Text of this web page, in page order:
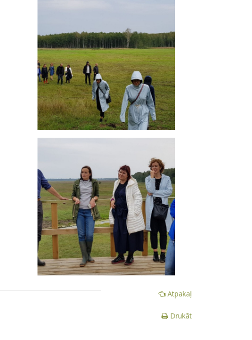
Atpakaļ
Drukāt